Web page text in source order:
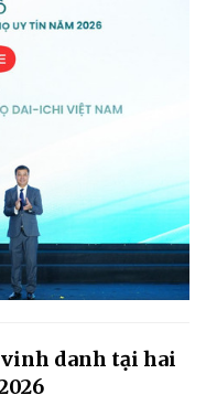
danh tại hai